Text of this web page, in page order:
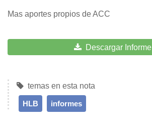
Mas aportes propios de ACC
Descargar Informe
temas en esta nota
HLB informes